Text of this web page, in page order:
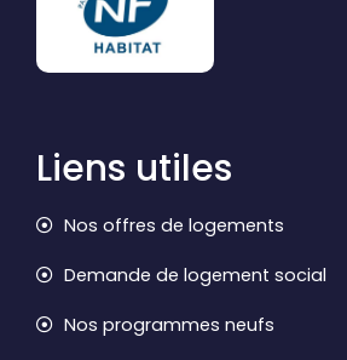
Liens utiles
Nos offres de logements
Demande de logement social
Nos programmes neufs